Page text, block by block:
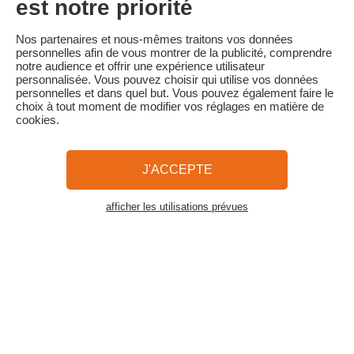
Familytrip vous conseille de souscrire l'assurance annulation de
son partenaire AREAS Assurances. Souscrivez au moment de la
réservation ou dans les 24h suivant votre réservation par
téléphone.
CGV et Charte de Confidentialité
La Presse parle de nous
Plan du site
est notre priorité
Nos partenaires et nous-mêmes traitons vos données
personnelles afin de vous montrer de la publicité, comprendre
notre audience et offrir une expérience utilisateur
personnalisée. Vous pouvez choisir qui utilise vos données
personnelles et dans quel but. Vous pouvez également faire le
choix à tout moment de modifier vos réglages en matière de
cookies.
J'ACCEPTE
afficher les utilisations prévues